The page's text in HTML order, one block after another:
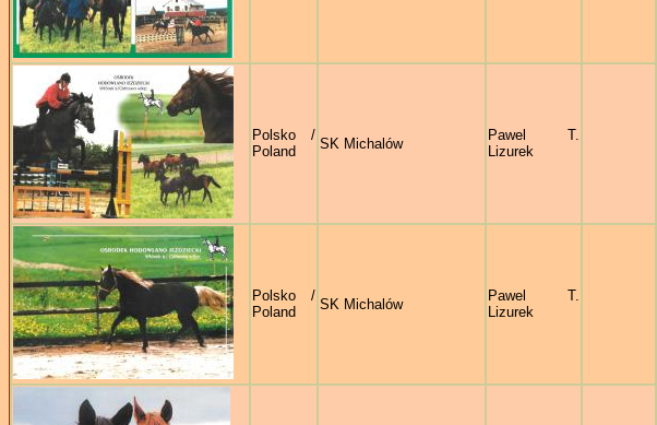
Polsko /
Poland
SK Michalów
Pawel T.
Lizurek
Polsko /
Poland
SK Michalów
Pawel T.
Lizurek